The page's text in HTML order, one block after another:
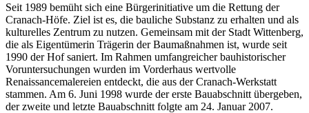
Seit 1989 bemüht sich eine Bürgerinitiative um die Rettung der
Cranach-Höfe. Ziel ist es, die bauliche Substanz zu erhalten und als
kulturelles Zentrum zu nutzen. Gemeinsam mit der Stadt Wittenberg,
die als Eigentümerin Trägerin der Baumaßnahmen ist, wurde seit
1990 der Hof saniert. Im Rahmen umfangreicher bauhistorischer
Voruntersuchungen wurden im Vorderhaus wertvolle
Renaissancemalereien entdeckt, die aus der Cranach-Werkstatt
stammen. Am 6. Juni 1998 wurde der erste Bauabschnitt übergeben,
der zweite und letzte Bauabschnitt folgte am 24. Januar 2007.